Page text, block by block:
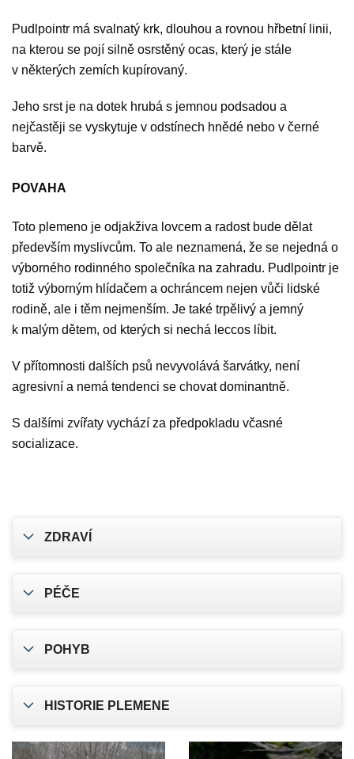
Pudlpointr má svalnatý krk, dlouhou a rovnou hřbetní linii,
na kterou se pojí silně osrstěný ocas, který je stále
v některých zemích kupírovaný.
Jeho srst je na dotek hrubá s jemnou podsadou a
nejčastěji se vyskytuje v odstínech hnědé nebo v černé
barvě.
POVAHA
Toto plemeno je odjakživa lovcem a radost bude dělat
především myslivcům. To ale neznamená, že se nejedná o
výborného rodinného společníka na zahradu. Pudlpointr je
totiž výborným hlídačem a ochráncem nejen vůči lidské
rodině, ale i těm nejmenším. Je také trpělivý a jemný
k malým dětem, od kterých si nechá leccos líbit.
V přítomnosti dalších psů nevyvolává šarvátky, není
agresivní a nemá tendenci se chovat dominantně.
S dalšími zvířaty vychází za předpokladu včasné
socializace.
ZDRAVÍ
PÉČE
POHYB
HISTORIE PLEMENE